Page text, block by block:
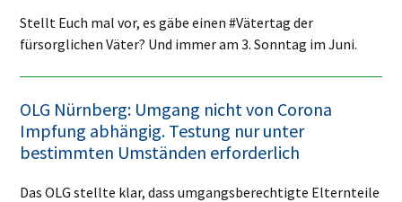
Stellt Euch mal vor, es gäbe einen #Vätertag der
fürsorglichen Väter? Und immer am 3. Sonntag im Juni.
OLG Nürnberg: Umgang nicht von Corona
Impfung abhängig. Testung nur unter
bestimmten Umständen erforderlich
Das OLG stellte klar, dass umgangsberechtigte Elternteile